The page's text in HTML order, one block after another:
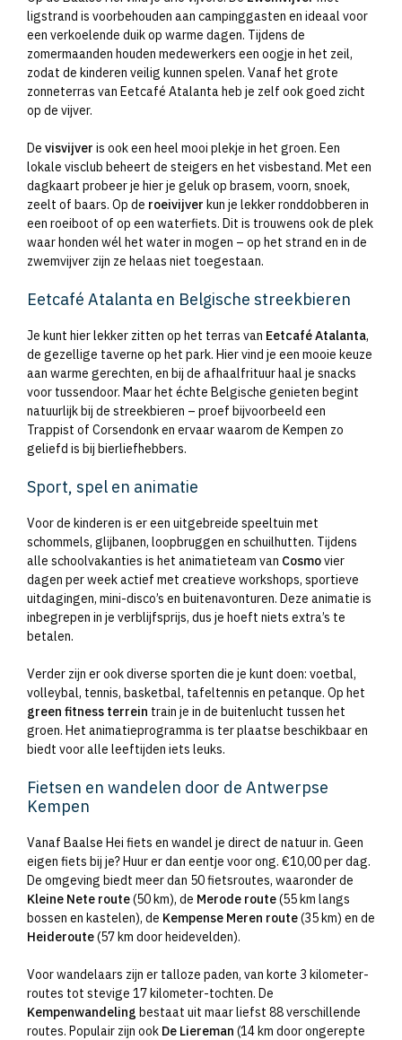
ligstrand is voorbehouden aan campinggasten en ideaal voor
een verkoelende duik op warme dagen. Tijdens de
zomermaanden houden medewerkers een oogje in het zeil,
zodat de kinderen veilig kunnen spelen. Vanaf het grote
zonneterras van Eetcafé Atalanta heb je zelf ook goed zicht
op de vijver.
De visvijver is ook een heel mooi plekje in het groen. Een
lokale visclub beheert de steigers en het visbestand. Met een
dagkaart probeer je hier je geluk op brasem, voorn, snoek,
zeelt of baars. Op de roeivijver kun je lekker ronddobberen in
een roeiboot of op een waterfiets. Dit is trouwens ook de plek
waar honden wél het water in mogen – op het strand en in de
zwemvijver zijn ze helaas niet toegestaan.
Eetcafé Atalanta en Belgische streekbieren
Je kunt hier lekker zitten op het terras van Eetcafé Atalanta,
de gezellige taverne op het park. Hier vind je een mooie keuze
aan warme gerechten, en bij de afhaalfrituur haal je snacks
voor tussendoor. Maar het échte Belgische genieten begint
natuurlijk bij de streekbieren – proef bijvoorbeeld een
Trappist of Corsendonk en ervaar waarom de Kempen zo
geliefd is bij bierliefhebbers.
Sport, spel en animatie
Voor de kinderen is er een uitgebreide speeltuin met
schommels, glijbanen, loopbruggen en schuilhutten. Tijdens
alle schoolvakanties is het animatieteam van Cosmovier
dagen per week actief met creatieve workshops, sportieve
uitdagingen, mini-disco’s en buitenavonturen. Deze animatie is
inbegrepen in je verblijfsprijs, dus je hoeft niets extra’s te
betalen.
Verder zijn er ook diverse sporten die je kunt doen: voetbal,
volleybal, tennis, basketbal, tafeltennis en petanque. Op het
green fitness terrein train je in de buitenlucht tussen het
groen. Het animatieprogramma is ter plaatse beschikbaar en
biedt voor alle leeftijden iets leuks.
Fietsen en wandelen door de Antwerpse
Kempen
Vanaf Baalse Hei fiets en wandel je direct de natuur in. Geen
eigen fiets bij je? Huur er dan eentje voor ong. €10,00 per dag.
De omgeving biedt meer dan 50 fietsroutes, waaronder de
Kleine Nete route(50 km), de Merode route(55 km langs
bossen en kastelen), de Kempense Meren route(35 km) en de
Heideroute(57 km door heidevelden).
Voor wandelaars zijn er talloze paden, van korte 3 kilometer-
routes tot stevige 17 kilometer-tochten. De
Kempenwandeling bestaat uit maar liefst 88 verschillende
routes. Populair zijn ook De Liereman (14 km door ongerepte